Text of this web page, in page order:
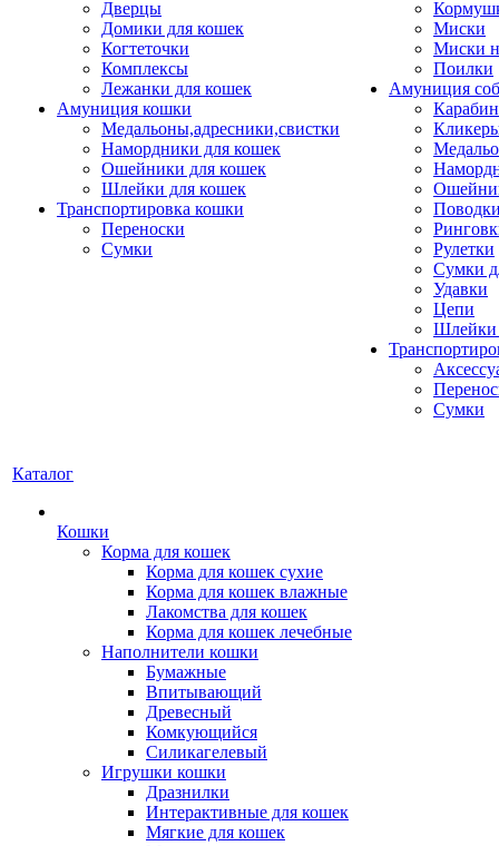
Дверцы
Домики для кошек
Когтеточки
Комплексы
Лежанки для кошек
Амуниция кошки
Медальоны,адресники,свистки
Намордники для кошек
Ошейники для кошек
Шлейки для кошек
Транспортировка кошки
Переноски
Сумки
Миски
Миски
Поилки
Амуниция
Рулетки
Сумки
Удавки
Цепи
Шлейки
Сумки
Каталог
Кошки
Корма для кошек
Корма для кошек сухие
Корма для кошек влажные
Лакомства для кошек
Корма для кошек лечебные
Наполнители кошки
Бумажные
Впитывающий
Древесный
Комкующийся
Силикагелевый
Игрушки кошки
Дразнилки
Интерактивные для кошек
Мягкие для кошек